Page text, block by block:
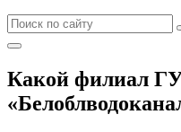
Какой филиал